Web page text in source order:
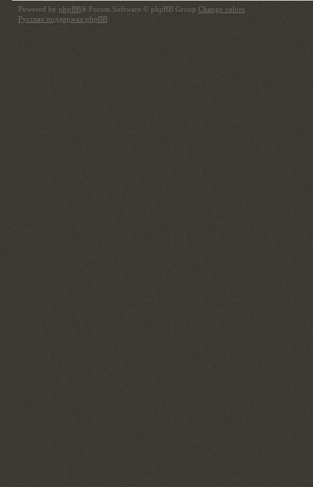
Powered by phpBB® Forum Software © phpBB Group Change colors
Русская поддержка phpBB